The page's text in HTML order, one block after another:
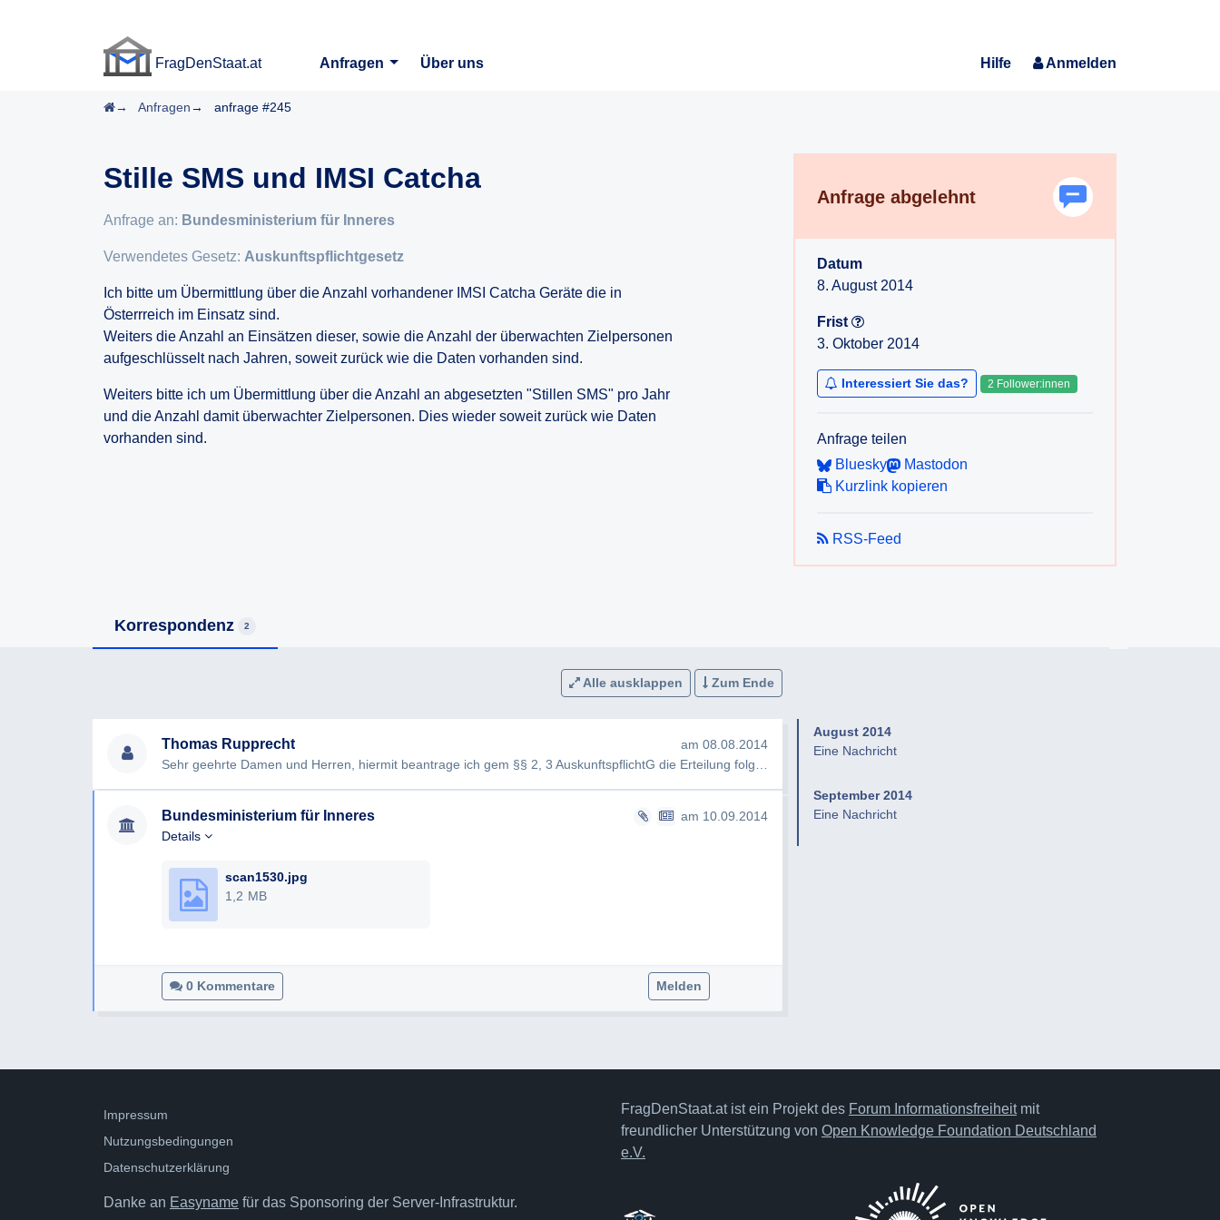
FragDenStaat.at
Anfragen
Über uns Hilfe Anmelden
Startseite
Anfragen anfrage #245
Stille SMS und IMSI Catcha
Anfrage an: Bundesministerium für Inneres
Verwendetes Gesetz: Auskunftspflichtgesetz
Ich bitte um Übermittlung über die Anzahl vorhandener IMSI Catcha Geräte die in
Österrreich im Einsatz sind.
Weiters die Anzahl an Einsätzen dieser, sowie die Anzahl der überwachten Zielpersonen
aufgeschlüsselt nach Jahren, soweit zurück wie die Daten vorhanden sind.
Weiters bitte ich um Übermittlung über die Anzahl an abgesetzten "Stillen SMS" pro Jahr
und die Anzahl damit überwachter Zielpersonen. Dies wieder soweit zurück wie Daten
vorhanden sind.
Anfrage abgelehnt
Datum
8. August 2014
Frist
3. Oktober 2014
Interessiert Sie das? 2 Follower:innen
Anfrage teilen
Bluesky
Mastodon
Kurzlink kopieren
RSS-Feed
Korrespondenz 2
Alle ausklappen Zum Ende
Thomas Rupprecht
am 08.08.2014
Bundesministerium für Inneres
am 10.09.2014
Details
scan1530.jpg
1,2 MB
0 Kommentare Melden
August 2014
Eine Nachricht
September 2014
Eine Nachricht
Impressum
Nutzungsbedingungen
Datenschutzerklärung
Danke an Easyname für das Sponsoring der Server-Infrastruktur.
FragDenStaat.at ist ein Projekt des Forum Informationsfreiheitmit
freundlicher Unterstützung von Open Knowledge Foundation Deutschland
e.V.